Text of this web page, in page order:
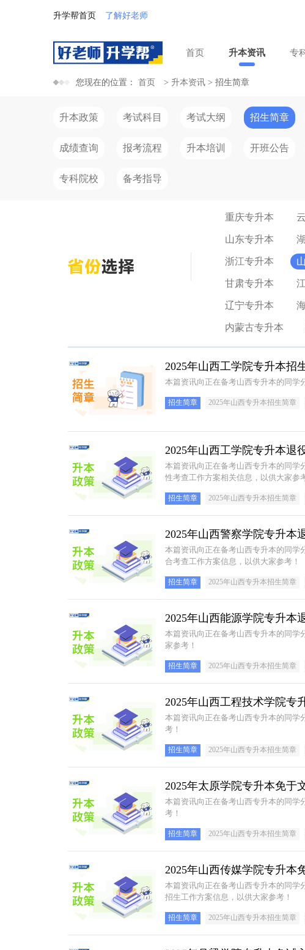
升学帮首页 了解好老师
首页 升本资讯 专
您现在的位置： 首页 > 升本资讯 > 招生简章
升本政策 考试科目 考试大纲 招生简章
成绩查询 报考流程 升本培训 开班公告
专科院校 备考指导
重庆专升本
山东专升本
浙江专升本
甘肃专升本
辽宁专升本
内蒙古专升本
2025年山西工学院专升本招
本篇资讯向正在备考山西专升本的同学
招生简章 2025年山西专升本招生简章
2025年山西工学院专升本退
本篇资讯向正在备考山西专升本的同学
性考查工作方案相关信息，以供大家参
招生简章 2025年山西专升本招生简章
2025年山西警察学院专升本
本篇资讯向正在备考山西专升本的同学
合考查工作方案信息，以供大家参考！
招生简章 2025年山西专升本招生简章
2025年山西能源学院专升本
本篇资讯向正在备考山西专升本的同学
家参考！
招生简章 2025年山西专升本招生简章
2025年山西工程技术学院专
本篇资讯向正在备考山西专升本的同学
考！
招生简章 2025年山西专升本招生简章
2025年太原学院专升本免于
本篇资讯向正在备考山西专升本的同学
考！
招生简章 2025年山西专升本招生简章
2025年山西传媒学院专升本
本篇资讯向正在备考山西专升本的同学
招生工作方案信息，以供大家参考！
招生简章 2025年山西专升本招生简章